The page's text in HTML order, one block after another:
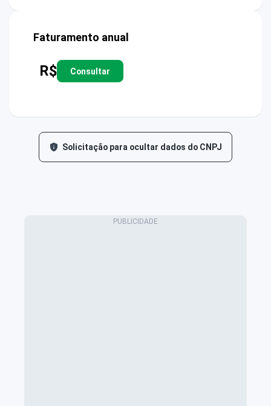
Faturamento anual
R$ Consultar
Solicitação para ocultar dados do CNPJ